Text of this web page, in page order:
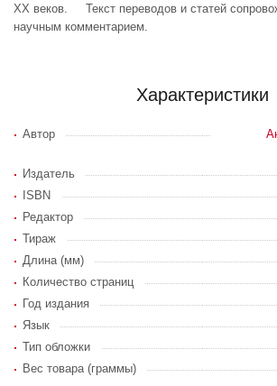
XX веков. Текст переводов и статей
научным комментарием.
Характеристики
Автор
Издатель
ISBN
Редактор
Тираж
Длина (мм)
Количество страниц
Год издания
Язык
Тип обложки
Вес товара (граммы)